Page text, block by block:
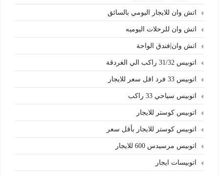
اتش وان للايجار اليومي بالسائق
اتش وان للرحلات اليوميه
اتش وان|فندق الواحة
اتوبيس 31/32 راكب الي الغردقة
اتوبيس 33 فرد اقل سعر للايجار
اتوبيس سياحي 33 راكب
اتوبيس كوستر للايجار
اتوبيس كوستر للايجار بأقل سعر
اتوبيس مرسيدس 600 للايجار
اتوبيسات ايجار